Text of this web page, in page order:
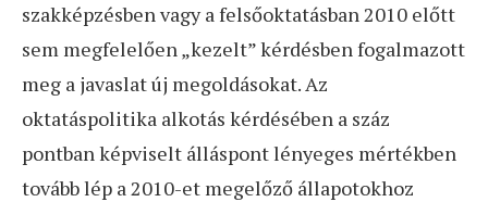
szakképzésben vagy a felsőoktatásban 2010 előtt
sem megfelelően „kezelt” kérdésben fogalmazott
meg a javaslat új megoldásokat. Az
oktatáspolitika alkotás kérdésében a száz
pontban képviselt álláspont lényeges mértékben
tovább lép a 2010-et megelőző állapotokhoz